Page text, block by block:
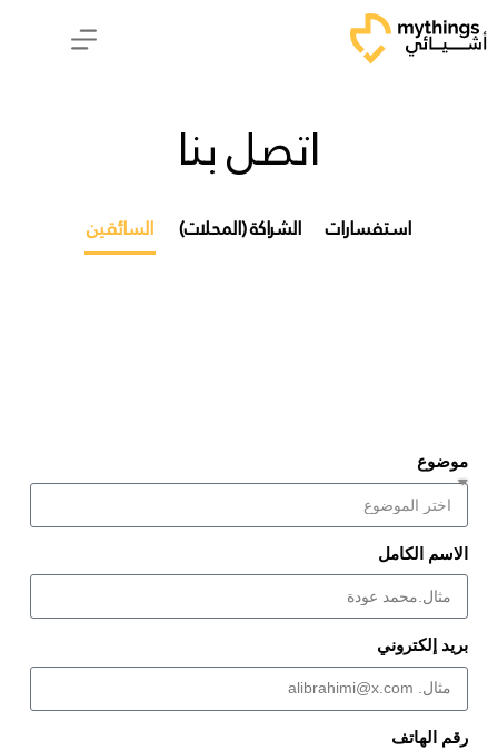
اتصل بنا
استفسارات الشراكة (المحلات) السائقين
موضوع
الاسم الكامل
بريد إلكتروني
رقم الهاتف